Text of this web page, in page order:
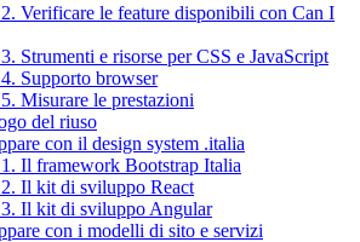
Verificare le feature disponibili con Can I
Strumenti e risorse per CSS e JavaScript
Supporto browser
Misurare le prestazioni
del riuso
con il design system .italia
Il framework Bootstrap Italia
Il kit di sviluppo React
Il kit di sviluppo Angular
con i modelli di sito e servizi